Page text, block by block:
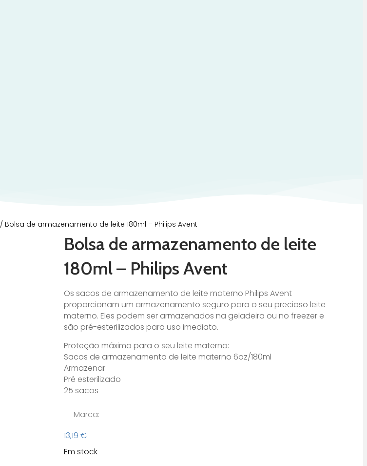
/ Bolsa de armazenamento de leite 180ml – Philips Avent
Bolsa de armazenamento de leite
180ml – Philips Avent
Os sacos de armazenamento de leite materno Philips Avent
proporcionam um armazenamento seguro para o seu precioso leite
materno. Eles podem ser armazenados na geladeira ou no freezer e
são pré-esterilizados para uso imediato.
Proteção máxima para o seu leite materno:
Sacos de armazenamento de leite materno 6oz/180ml
Armazenar
Pré esterilizado
25 sacos
Marca:
13,19 €
Em stock